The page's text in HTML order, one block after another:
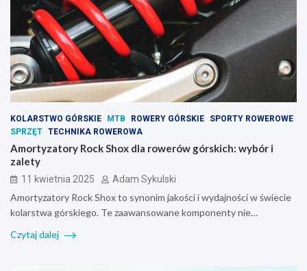
KOLARSTWO GÓRSKIE MTB ROWERY GÓRSKIE
SPORTY ROWEROWE
SPRZĘT TECHNIKA ROWEROWA
Amortyzatory Rock Shox dla rowerów górskich: wybór i
zalety
11 kwietnia 2025 Adam Sykulski
Amortyzatory Rock Shox to synonim jakości i wydajności w świecie
kolarstwa górskiego. Te zaawansowane komponenty nie…
Czytaj dalej